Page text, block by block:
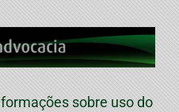
sobre uso do